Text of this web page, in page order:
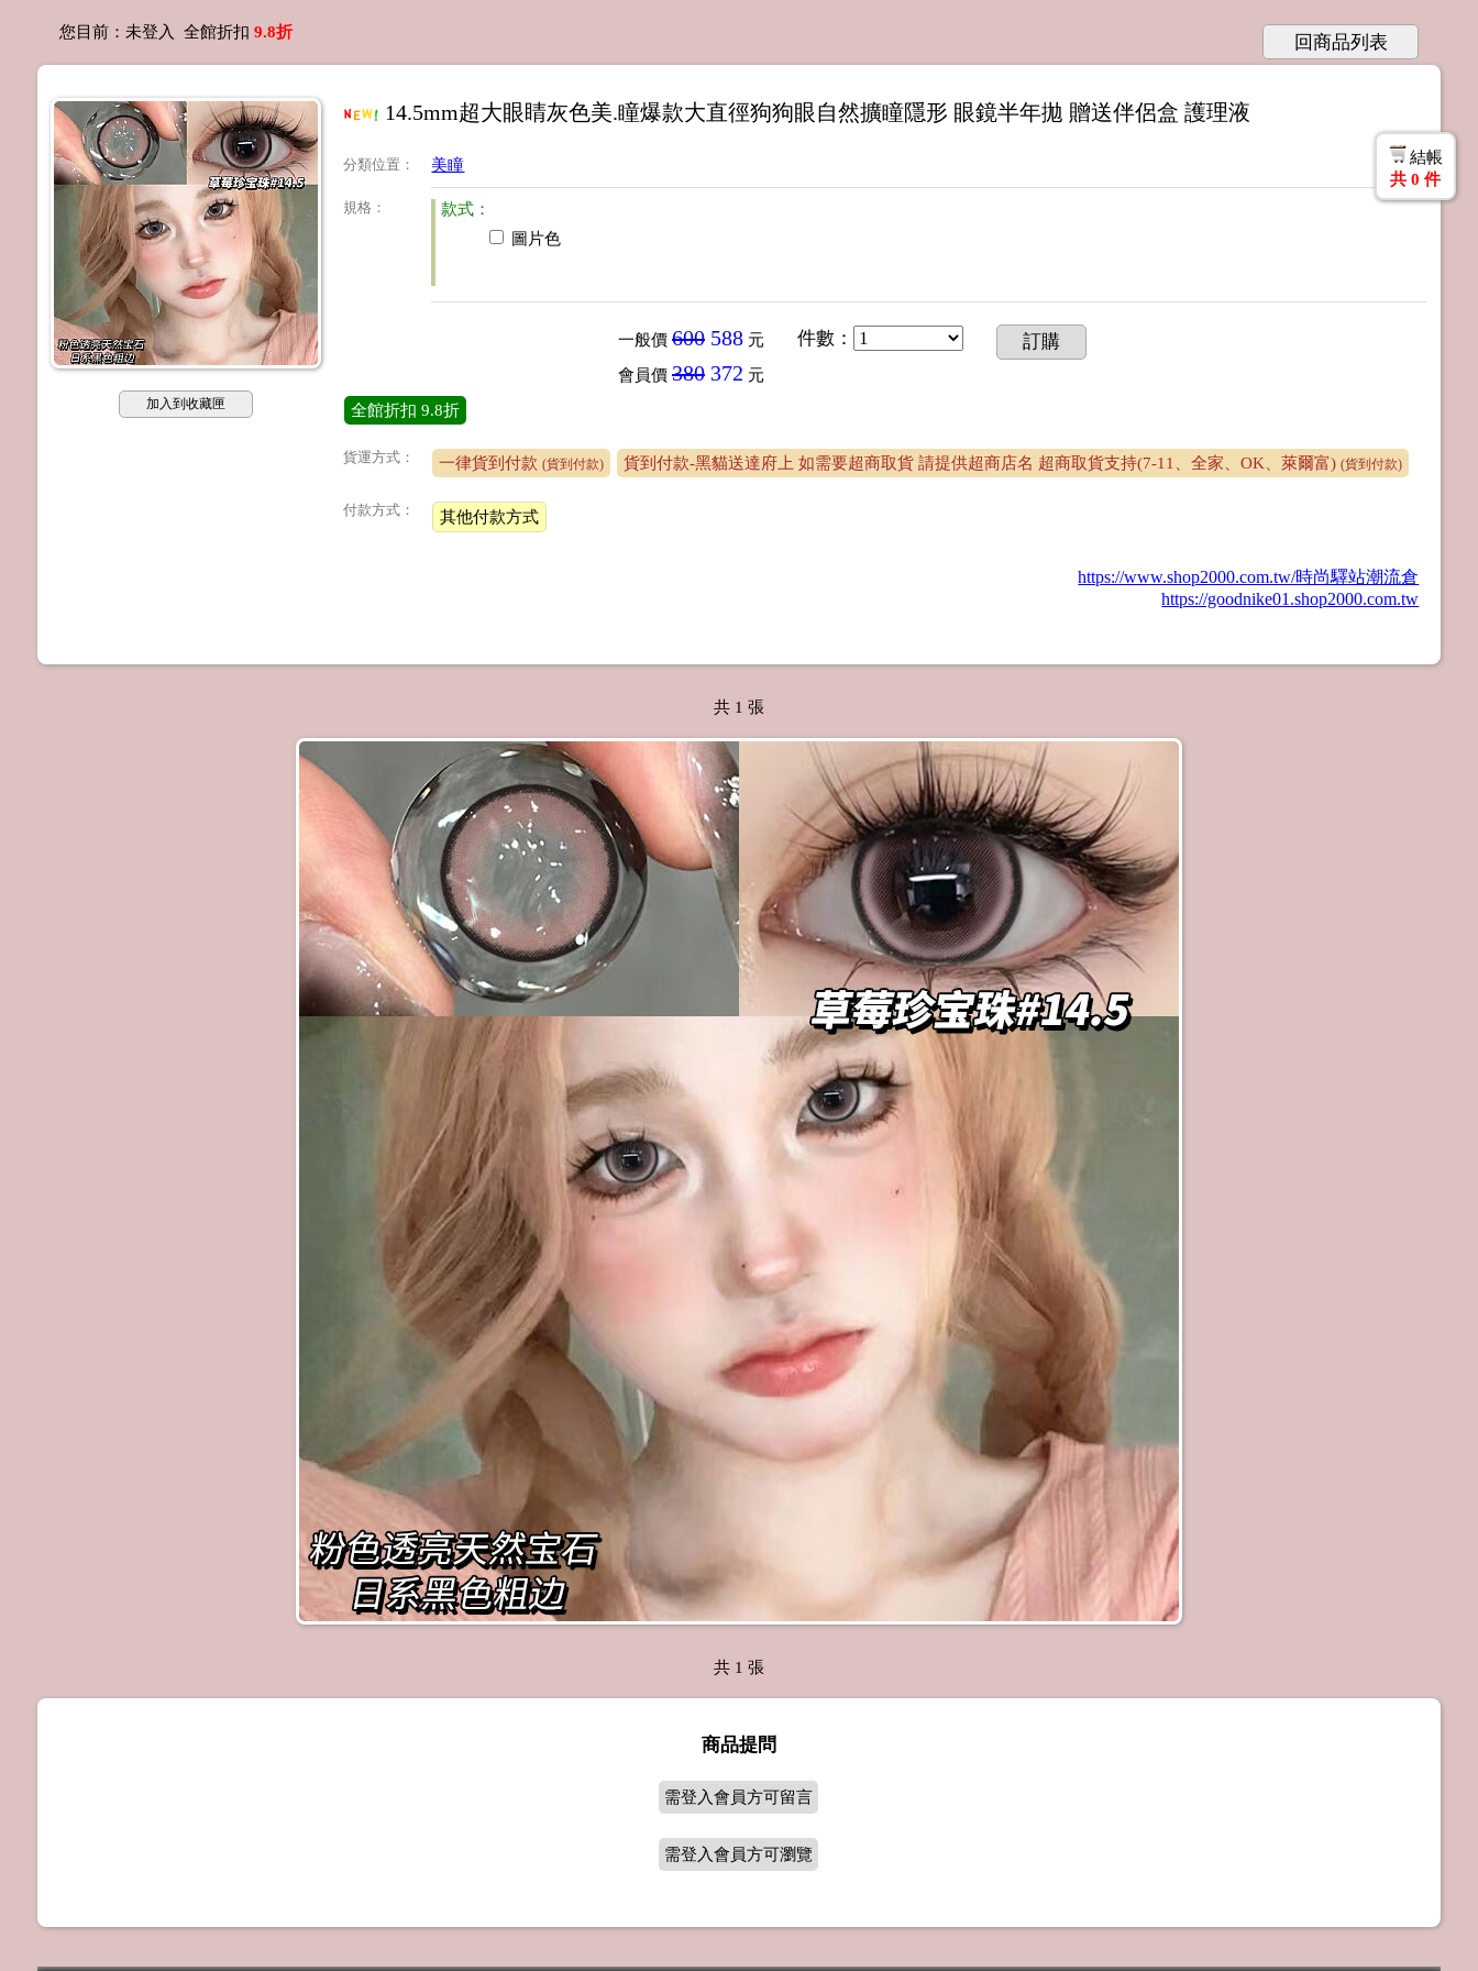
您目前： 未登入 全館折扣 9.8折 回商品列表
加入到收藏匣
14.5mm超大眼睛灰色美.瞳爆款大直徑狗狗眼自然擴瞳隱形 眼鏡半年拋 贈送伴侶盒 護理液
分類位置 ： 美瞳
規格 ：
款式：
圖片色
一般價 600588元
會員價 380372 元
件數 ： 訂購
全館折扣 9.8折
貨運方式： 一律貨到付款(貨到付款) 貨到付款-黑貓送達府上 如需要超商取貨 請提供超商店名 超商取貨支持(7-11、全家、OK、萊爾富)(貨到付款)
付款方式： 其他付款方式
https://www.shop2000.com.tw/時尚驛站潮流倉
https://goodnike01.shop2000.com.tw
結帳
共 0 件
共 1 張
共 1 張
商品提問
需登入會員方可留言
需登入會員方可瀏覽